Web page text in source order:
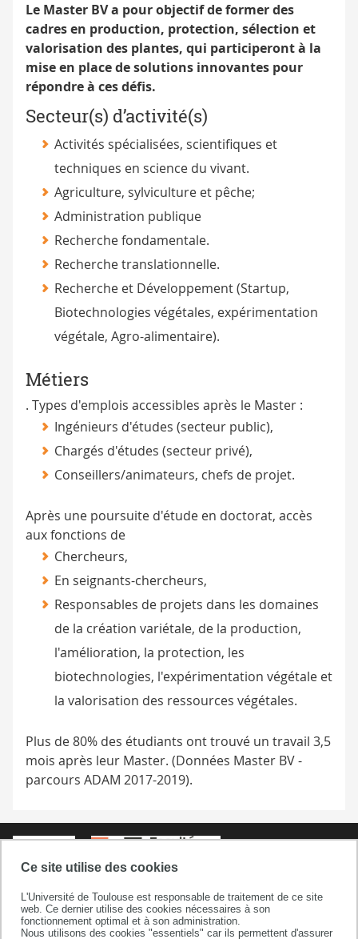
Ce site utilise des cookies
L'Université de Toulouse est responsable de traitement de ce site
web. Ce dernier utilise des cookies nécessaires à son
fonctionnement optimal et à son administration.
Nous utilisons des cookies "essentiels" car ils permettent d'assurer
Le Master BV a pour objectif de former des
cadres en production, protection, sélection et
valorisation des plantes, qui participeront à la
mise en place de solutions innovantes pour
répondre à ces défis.
Secteur(s) d’activité(s)
Activités spécialisées, scientifiques et
techniques en science du vivant.
Agriculture, sylviculture et pêche;
Administration publique
Recherche fondamentale.
Recherche translationnelle.
Recherche et Développement (Startup,
Biotechnologies végétales, expérimentation
végétale, Agro-alimentaire).
Métiers
. Types d'emplois accessibles après le Master :
Ingénieurs d'études (secteur public),
Chargés d'études (secteur privé),
Conseillers/animateurs, chefs de projet.
Après une poursuite d'étude en doctorat, accès
aux fonctions de
Chercheurs,
En seignants-chercheurs,
Responsables de projets dans les domaines
de la création variétale, de la production,
l'amélioration, la protection, les
biotechnologies, l'expérimentation végétale et
la valorisation des ressources végétales.
Plus de 80% des étudiants ont trouvé un travail 3,5
mois après leur Master. (Données Master BV -
parcours ADAM 2017-2019).
Faculté sciences et ingénierie